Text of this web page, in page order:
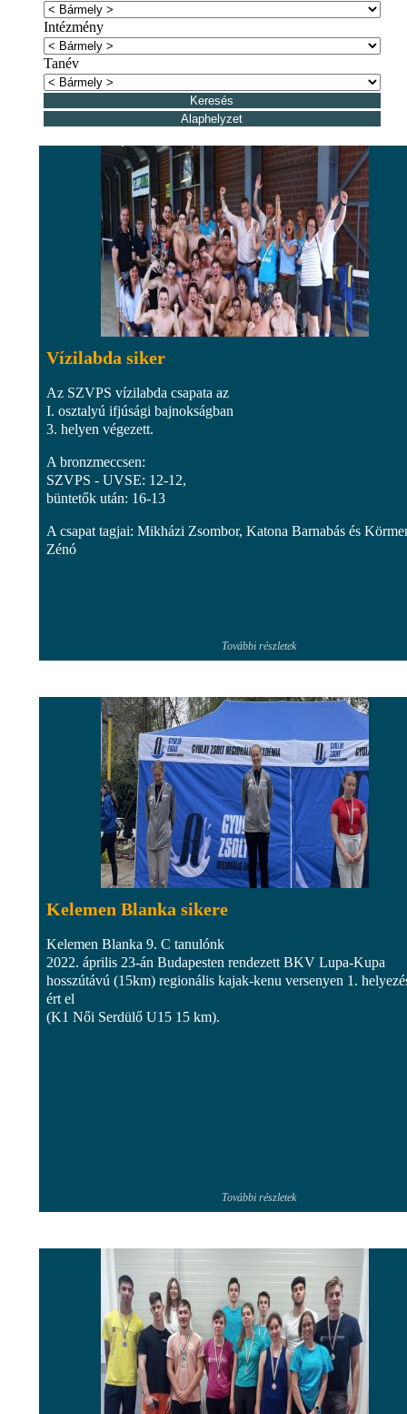
Intézmény
Tanév
Vízilabda siker
Az SZVPS vízilabda csapata az
I. osztalyú ifjúsági bajnokságban
3. helyen végezett.
A bronzmeccsen:
SZVPS - UVSE: 12-12,
büntetők után: 16-13
A csapat tagjai: Mikházi Zsombor, Katona Barnabás és
Zénó
További részletek
Kelemen Blanka sikere
Kelemen Blanka 9. C tanulónk
2022. április 23-án Budapesten rendezett BKV Lupa-Kupa
hosszútávú (15km) regionális kajak-kenu versenyen 1.
ért el
(K1 Női Serdülő U15 15 km).
További részletek